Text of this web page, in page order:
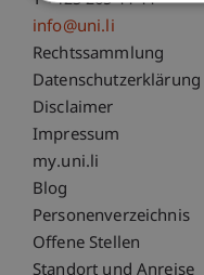
info@uni.li
Fußzeile
Rechtssammlung
Datenschutzerklärung
Disclaimer
Impressum
Fußzeile
my.uni.li
Blog
Personenverzeichnis
Offene Stellen